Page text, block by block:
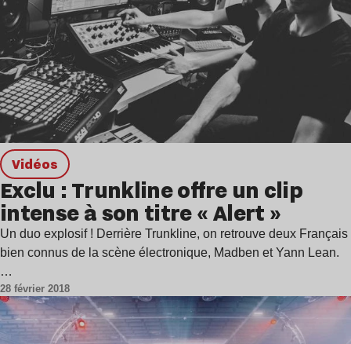
Vidéos
Exclu : Trunkline offre un clip
intense à son titre « Alert »
Un duo explosif ! Derrière Trunkline, on retrouve deux Français
bien connus de la scène électronique, Madben et Yann Lean.
…
28 février 2018